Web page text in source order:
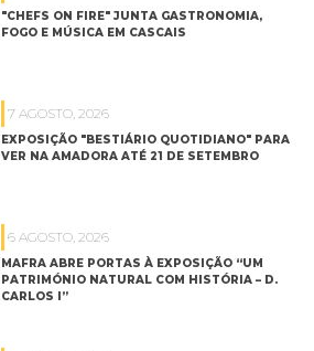
"CHEFS ON FIRE" JUNTA GASTRONOMIA,
FOGO E MÚSICA EM CASCAIS
7 AGOSTO, 2026
EXPOSIÇÃO "BESTIÁRIO QUOTIDIANO" PARA
VER NA AMADORA ATÉ 21 DE SETEMBRO
6 AGOSTO, 2026
MAFRA ABRE PORTAS À EXPOSIÇÃO “UM
PATRIMÓNIO NATURAL COM HISTÓRIA – D.
CARLOS I”